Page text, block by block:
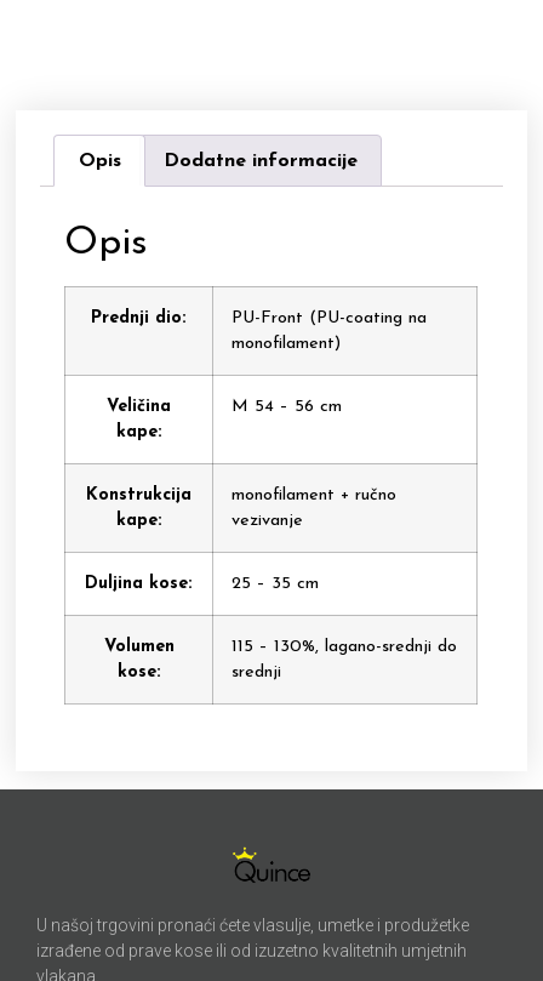
Opis Dodatne informacije
Opis
Prednji dio:
PU-Front (PU-coating na
monofilament)
Veličina
kape:
M 54 – 56 cm
Konstrukcija
kape:
monofilament + ručno
vezivanje
Duljina kose: 25 – 35 cm
Volumen
kose:
115 – 130%, lagano-srednji do
srednji
U našoj trgovini pronaći ćete vlasulje, umetke i produžetke
izrađene od prave kose ili od izuzetno kvalitetnih umjetnih
vlakana.